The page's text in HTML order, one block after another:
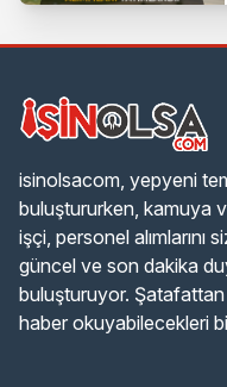
isinolsacom, yepyeni
buluştururken, kamuya
işçi, personel alımlarını
güncel ve son dakika
buluşturuyor. Şatafattan
haber okuyabilecekleri